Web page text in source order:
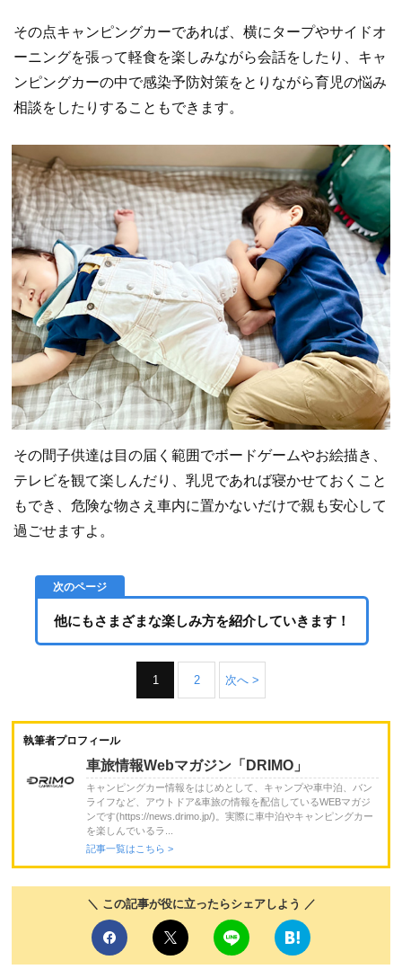
その点キャンピングカーであれば、横にタープやサイドオ
ーニングを張って軽食を楽しみながら会話をしたり、キャ
ンピングカーの中で感染予防対策をとりながら育児の悩み
相談をしたりすることもできます。
その間子供達は目の届く範囲でボードゲームやお絵描き、
テレビを観て楽しんだり、乳児であれば寝かせておくこと
もでき、危険な物さえ車内に置かないだけで親も安心して
過ごせますよ。
他にもさまざまな楽しみ方を紹介していきます！
1 2 次へ >
執筆者プロフィール
車旅情報Webマガジン「DRIMO」
キャンピングカー情報をはじめとして、キャンプや車中泊、バン
ライフなど、アウトドア&車旅の情報を配信しているWEBマガジ
ンです(https://news.drimo.jp/)。実際に車中泊やキャンピングカー
を楽しんでいるラ...
記事一覧はこちら >
＼ この記事が役に立ったらシェアしよう ／